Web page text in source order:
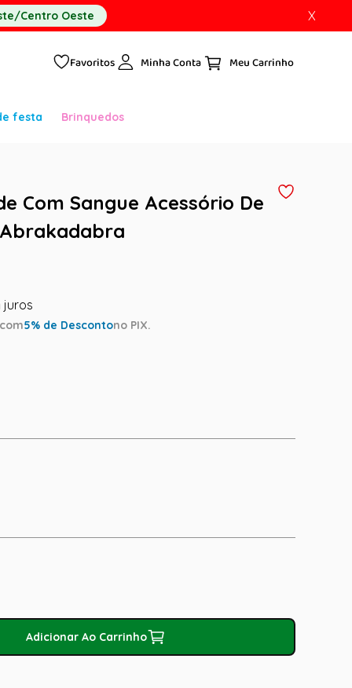
Centro Oeste X
Favoritos Minha Conta
festa Brinquedos
Com Sangue Acessório De
com5% de Descontono PIX.
Adicionar Ao Carrinho